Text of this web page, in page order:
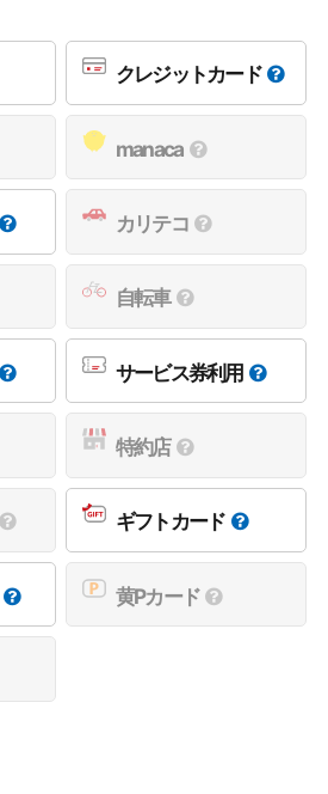
クレジットカード
manaca
カリテコ
自転車
サービス券利用
特約店
ギフトカード
黄Pカード